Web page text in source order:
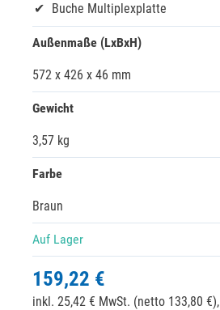
Buche Multiplexplatte
Außenmaße (LxBxH)
572 x 426 x 46 mm
Gewicht
3,57 kg
Farbe
Braun
Auf Lager
159,22 €
inkl. 25,42 € MwSt. (netto 133,80 €),